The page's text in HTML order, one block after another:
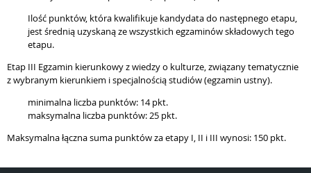
Ilość punktów, która kwalifikuje kandydata do następnego etapu,
jest średnią uzyskaną ze wszystkich egzaminów składowych tego
etapu.
Etap III Egzamin kierunkowy z wiedzy o kulturze, związany tematycznie
z wybranym kierunkiem i specjalnością studiów (egzamin ustny).
minimalna liczba punktów: 14 pkt.
maksymalna liczba punktów: 25 pkt.
Maksymalna łączna suma punktów za etapy I, II i III wynosi: 150 pkt.